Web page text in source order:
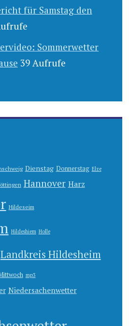
für Samstag den
Sommerwetter
39 Aufrufe
Dienstag Donnerstag Elze
Hannover Harz
Hildeseim
Hildeshiem Holle
Landkreis Hildesheim
mp3
Niedersachenwetter